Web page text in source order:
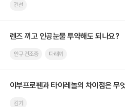
건선
렌즈 끼고 인공눈물 투약해도 되나요?
안구 건조증 다래끼
이부프로펜과 타이레놀의 차이점은 무
감기